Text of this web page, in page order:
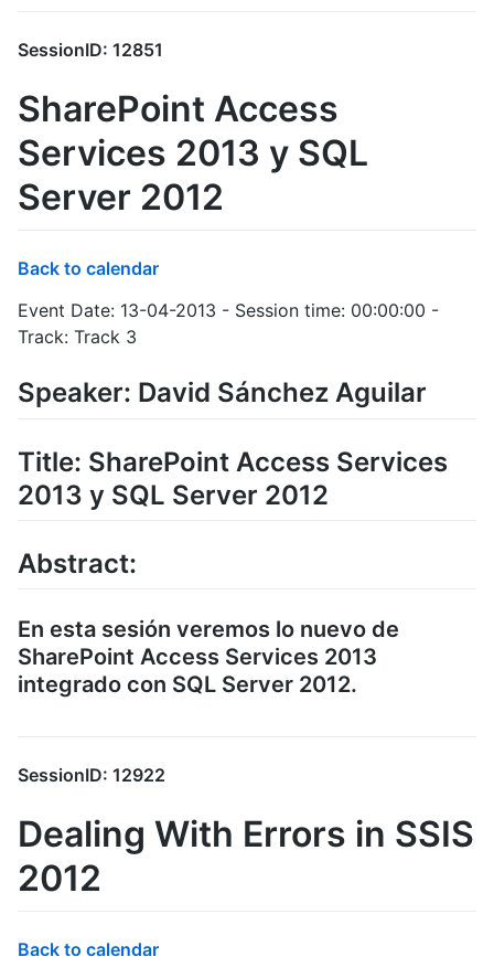
SessionID: 12851
SharePoint Access
Services 2013 y SQL
Server 2012
Back to calendar
Event Date: 13-04-2013 - Session time: 00:00:00 -
Track: Track 3
Speaker: David Sánchez Aguilar
Title: SharePoint Access Services
2013 y SQL Server 2012
Abstract:
En esta sesión veremos lo nuevo de
SharePoint Access Services 2013
integrado con SQL Server 2012.
SessionID: 12922
Dealing With Errors in SSIS
2012
Back to calendar